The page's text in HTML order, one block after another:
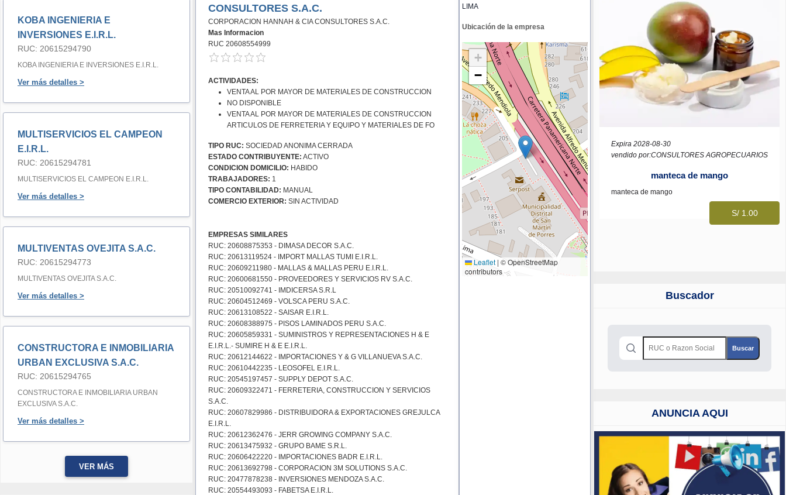
KOBA INGENIERIA E
INVERSIONES E.I.R.L.
RUC: 20615294790
KOBA INGENIERIA E INVERSIONES E.I.R.L.
Ver más detalles >
MULTISERVICIOS EL CAMPEON
E.I.R.L.
RUC: 20615294781
MULTISERVICIOS EL CAMPEON E.I.R.L.
Ver más detalles >
MULTIVENTAS OVEJITA S.A.C.
RUC: 20615294773
MULTIVENTAS OVEJITA S.A.C.
Ver más detalles >
CONSTRUCTORA E INMOBILIARIA
URBAN EXCLUSIVA S.A.C.
RUC: 20615294765
CONSTRUCTORA E INMOBILIARIA URBAN
EXCLUSIVA S.A.C.
Ver más detalles >
VER MÁS
CONSULTORES S.A.C.
CORPORACION HANNAH & CIA CONSULTORES S.A.C.
Mas Informacion
RUC 20608554999
ACTIVIDADES:
VENTA AL POR MAYOR DE MATERIALES DE CONSTRUCCION
NO DISPONIBLE
VENTA AL POR MAYOR DE MATERIALES DE CONSTRUCCION
ARTICULOS DE FERRETERIA Y EQUIPO Y MATERIALES DE FO
TIPO RUC: SOCIEDAD ANONIMA CERRADA
ESTADO CONTRIBUYENTE: ACTIVO
CONDICION DOMICILIO: HABIDO
TRABAJADORES: 1
TIPO CONTABILIDAD: MANUAL
COMERCIO EXTERIOR: SIN ACTIVIDAD
EMPRESAS SIMILARES
RUC: 20608875353 - DIMASA DECOR S.A.C.
RUC: 20613119524 - IMPORT MALLAS TUMI E.I.R.L.
RUC: 20609211980 - MALLAS & MALLAS PERU E.I.R.L.
RUC: 20600681550 - PROVEEDORES Y SERVICIOS RV S.A.C.
RUC: 20510092741 - IMDICERSA S.R.L
RUC: 20604512469 - VOLSCA PERU S.A.C.
RUC: 20613108522 - SAISAR E.I.R.L.
RUC: 20608388975 - PISOS LAMINADOS PERU S.A.C.
RUC: 20605859331 - SUMINISTROS Y REPRESENTACIONES H & E
E.I.R.L.- SUMIRE H & E E.I.R.L.
RUC: 20612144622 - IMPORTACIONES Y & G VILLANUEVA S.A.C.
RUC: 20610442235 - LEOSOFEL E.I.R.L.
RUC: 20545197457 - SUPPLY DEPOT S.A.C.
RUC: 20609322471 - FERRETERIA, CONSTRUCCION Y SERVICIOS
S.A.C.
RUC: 20607829986 - DISTRIBUIDORA & EXPORTACIONES GREJULCA
E.I.R.L.
RUC: 20612362476 - JERR GROWING COMPANY S.A.C.
RUC: 20613475932 - GRUPO BAME S.R.L.
RUC: 20606422220 - IMPORTACIONES BADR E.I.R.L.
RUC: 20613692798 - CORPORACION 3M SOLUTIONS S.A.C.
RUC: 20477878238 - INVERSIONES MENDOZA S.A.C.
RUC: 20554493093 - FABETSA E.I.R.L.
LIMA
Ubicación de la empresa
+
−
Leaflet | © OpenStreetMap
contributors
Expira 2028-08-30
vendido por:CONSULTORES AGROPECUARIOS
manteca de mango
manteca de mango
S/ 1.00
Buscador
ANUNCIA AQUI